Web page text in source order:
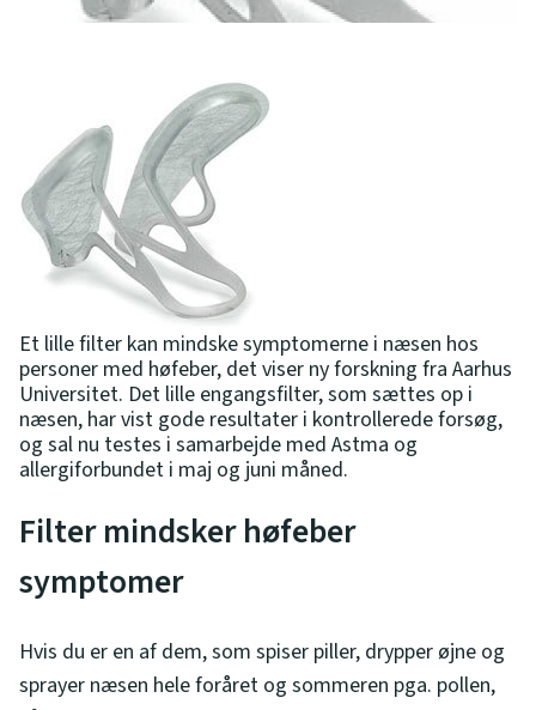
Et lille filter kan mindske symptomerne i næsen hos
personer med høfeber, det viser ny forskning fra Aarhus
Universitet. Det lille engangsfilter, som sættes op i
næsen, har vist gode resultater i kontrollerede forsøg,
og sal nu testes i samarbejde med Astma og
allergiforbundet i maj og juni måned.
Filter mindsker høfeber
symptomer
Hvis du er en af dem, som spiser piller, drypper øjne og
sprayer næsen hele foråret og sommeren pga. pollen,